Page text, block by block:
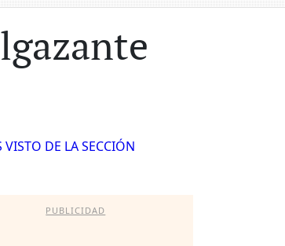
VISTO DE LA SECCIÓN
PUBLICIDAD